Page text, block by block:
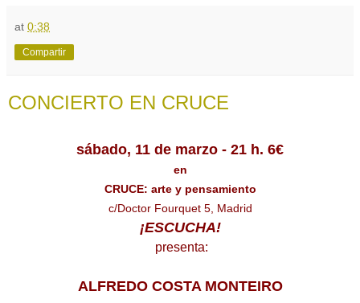
at 0:38
Compartir
CONCIERTO EN CRUCE
sábado, 11 de marzo - 21 h. 6€
en
CRUCE: arte y pensamiento
c/Doctor Fourquet 5, Madrid
¡ESCUCHA!
presenta:
ALFREDO COSTA MONTEIRO